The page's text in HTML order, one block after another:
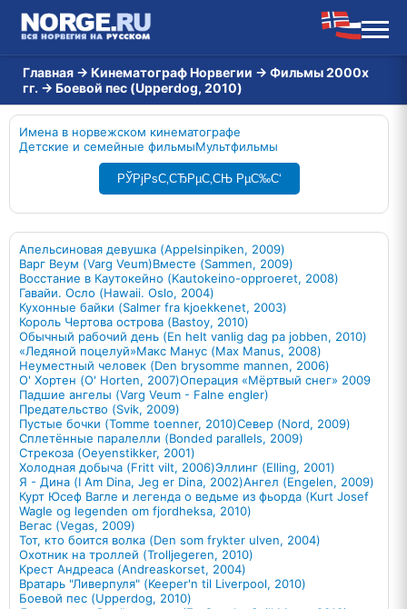
Главная → Кинематограф Норвегии → Фильмы 2000х
гг. → Боевой пес (Upperdog, 2010)
Имена в норвежском кинематографе
Детские и семейные фильмыМультфильмы
РЎРјРѕС‚СЂРµС‚СЊ РµС‰С‘
Апельсиновая девушка (Appelsinpiken, 2009)
Варг Веум (Varg Veum)Вместе (Sammen, 2009)
Восстание в Каутокейно (Kautokeino-opproeret, 2008)
Гавайи. Осло (Hawaii. Oslo, 2004)
Кухонные байки (Salmer fra kjoekkenet, 2003)
Король Чертова острова (Bastoy, 2010)
Обычный рабочий день (En helt vanlig dag pa jobben, 2010)
«Ледяной поцелуй»Макс Манус (Max Manus, 2008)
Неуместный человек (Den brysomme mannen, 2006)
О' Хортен (O' Horten, 2007)Операция «Мёртвый снег» 2009
Падшие ангелы (Varg Veum - Falne engler)
Предательство (Svik, 2009)
Пустые бочки (Tomme toenner, 2010)Север (Nord, 2009)
Сплетённые паралелли (Bonded parallels, 2009)
Стрекоза (Oeyenstikker, 2001)
Холодная добыча (Fritt vilt, 2006)Эллинг (Elling, 2001)
Я - Дина (I Am Dina, Jeg er Dina, 2002)Ангел (Engelen, 2009)
Курт Юсеф Вагле и легенда о ведьме из фьорда (Kurt Josef
Wagle og legenden om fjordheksa, 2010)
Вегас (Vegas, 2009)
Тот, кто боится волка (Den som frykter ulven, 2004)
Охотник на троллей (Trolljegeren, 2010)
Крест Андреаса (Andreaskorset, 2004)
Вратарь "Ливерпуля" (Keeper'n til Liverpool, 2010)
Боевой пес (Upperdog, 2010)